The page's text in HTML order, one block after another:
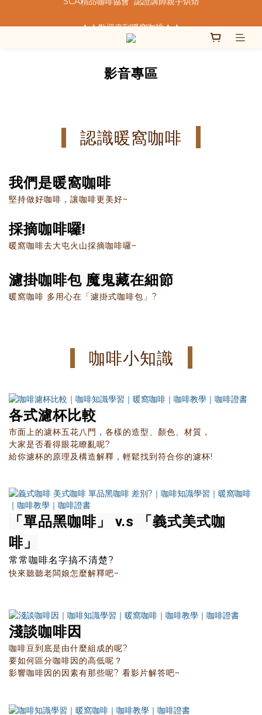
  我們致力於製作好的咖啡
SCA精品咖啡協會  認證講師親手烘焙
影音專區
認識暖窩咖啡
我們是暖窩咖啡
堅持做好咖啡，讓咖啡更美好~
採摘咖啡囉!
暖窩咖啡去大屯火山採摘咖啡囉~
濾掛咖啡包 魔鬼藏在細節
暖窩咖啡 多用心在「濾掛式咖啡包」?
咖啡小知識
各式濾杯比較
市面上的濾杯五花八門，各樣的造型、顏色、材質，
大家是否看得眼花瞭亂呢?
給你濾杯的原理及構造解釋，輕鬆找到符合你的濾杯!
「單品黑咖啡」 v.s 「義式美式咖
啡」
常常咖啡名字搞不清楚?
快來聽聽老闆娘怎麼解釋吧~
淺談咖啡因
咖啡豆到底是由什麼組成的呢?
要如何區分咖啡因的高低呢？
影響咖啡因的因素有那些呢? 看影片解答吧~